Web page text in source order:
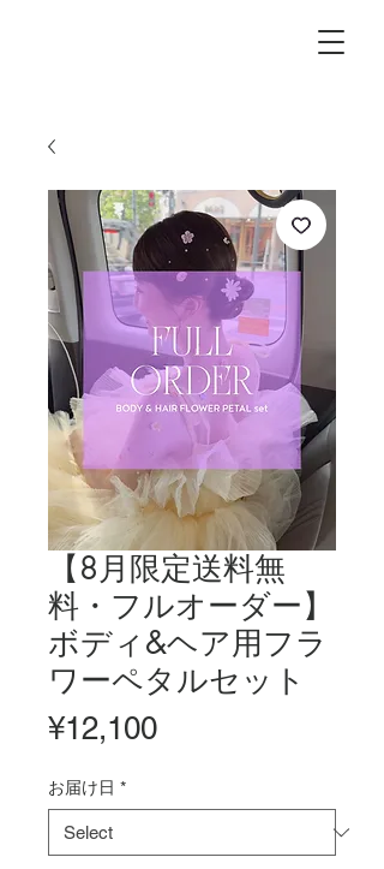
【8月限定送料無
料・フルオーダー】
ボディ&ヘア用フラ
ワーペタルセット
¥12,100Price
お届け日 *